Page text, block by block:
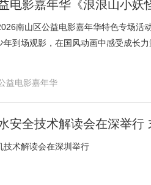
电影嘉年华《浪浪山小妖
南山区公益电影嘉年华特色专场
年到场观影，在国风动画中感受成长力
益电影嘉年华
安全技术解读会在深举行
技术解读会在深圳举行